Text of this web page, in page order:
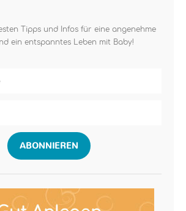
Tipps und Infos für eine angenehme
ein entspanntes Leben mit Baby!
ABONNIEREN